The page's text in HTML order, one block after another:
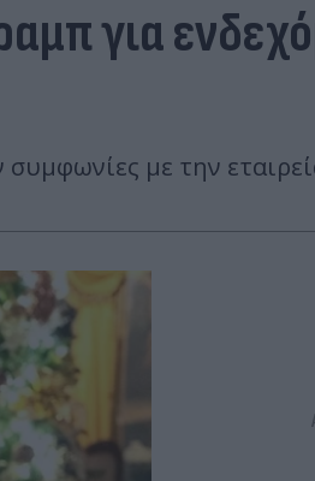
για
με την